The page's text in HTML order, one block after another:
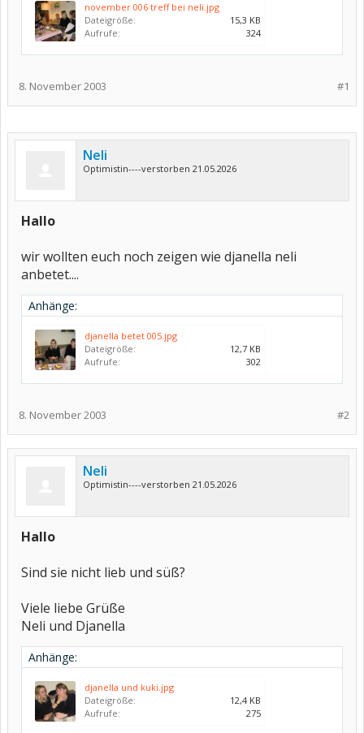
november 006 treff bei neli.jpg
Dateigröße:
15,3 KB
Aufrufe:
324
#1
8. November 2003
Neli
Optimistin----verstorben 21.05.2026
Hallo
wir wollten euch noch zeigen wie djanella neli
anbetet....
Anhänge:
djanella betet 005.jpg
Dateigröße:
12,7 KB
Aufrufe:
302
#2
8. November 2003
Neli
Optimistin----verstorben 21.05.2026
Hallo
Sind sie nicht lieb und süß?
Viele liebe Grüße
Neli und Djanella
Anhänge:
djanella und kuki.jpg
Dateigröße:
12,4 KB
Aufrufe:
275